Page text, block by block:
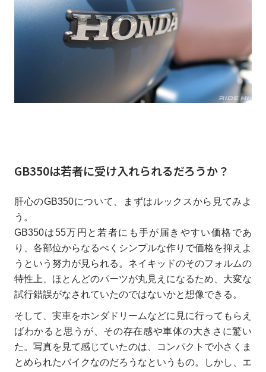
GB350は若者に受け入れられるだろうか？
肝心のGB350について、まずはルックスから見てみよ
う。
GB350は55万円と若者にも手が届きやすい価格であ
り、各部位からなるべくシンプルな作りで価格を抑えよ
うという努力が見られる。ネイキッドのそのフォルムの
特性上、ほとんどのパーツが丸見えになるため、大変な
試行錯誤がなされていたのではないかと想像できる。
そして、実車をホンダドリームなどに見に行ってもらえ
ばわかると思うが、その存在感や車体の大きさに驚い
た。写真を見て感じていたのは、コンパクトで小さくま
とめられたバイクなのだろうなというもの。しかし、エ